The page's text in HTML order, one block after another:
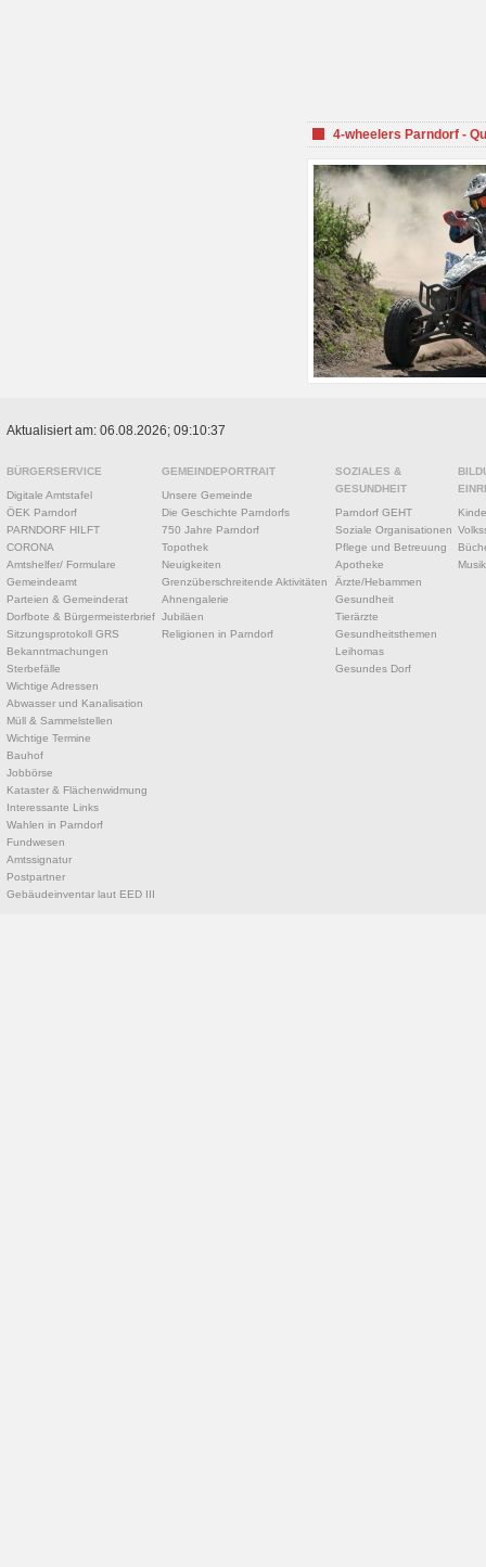
4-wheelers Parndorf -
Aktualisiert am: 06.08.2026; 09:10:37
BÜRGERSERVICE
Digitale Amtstafel
ÖEK Parndorf
PARNDORF HILFT
CORONA
Amtshelfer/ Formulare
Gemeindeamt
Parteien & Gemeinderat
Dorfbote & Bürgermeisterbrief
Sitzungsprotokoll GRS
Bekanntmachungen
Sterbefälle
Wichtige Adressen
Abwasser und Kanalisation
Müll & Sammelstellen
Wichtige Termine
Bauhof
Jobbörse
Kataster & Flächenwidmung
Interessante Links
Wahlen in Parndorf
Fundwesen
Amtssignatur
Postpartner
Gebäudeinventar laut EED III
GEMEINDEPORTRAIT
Unsere Gemeinde
Die Geschichte Parndorfs
750 Jahre Parndorf
Topothek
Neuigkeiten
Grenzüberschreitende Aktivitäten
Ahnengalerie
Jubiläen
Religionen in Parndorf
SOZIALES &
GESUNDHEIT
Parndorf GEHT
Soziale Organisationen
Pflege und Betreuung
Apotheke
Ärzte/Hebammen
Gesundheit
Tierärzte
Gesundheitsthemen
Leihomas
Gesundes Dorf